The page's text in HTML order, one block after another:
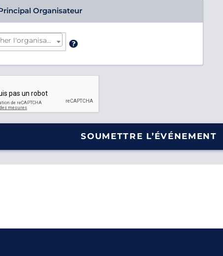
Organisateur
Ne pas afficher l'organisateur
SOUMETTRE L’ÉVÉNEMENT